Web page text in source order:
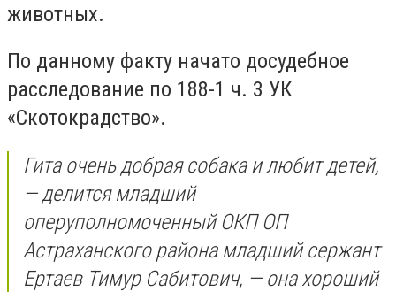
животных.
По данному факту начато досудебное
расследование по 188-1 ч. 3 УК
«Скотокрадство».
Гита очень добрая собака и любит детей,
— делится младший
оперуполномоченный ОКП ОП
Астраханского района младший сержант
Ертаев Тимур Сабитович, — она хороший